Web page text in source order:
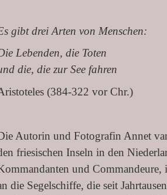
gibt drei Arten von Menschen:
Lebenden, die Toten
die, die zur See fahren
(384-322 vor Chr.)
Autorin und Fotografin Annet
friesischen Inseln in den
und
die Segelschiffe, die seit